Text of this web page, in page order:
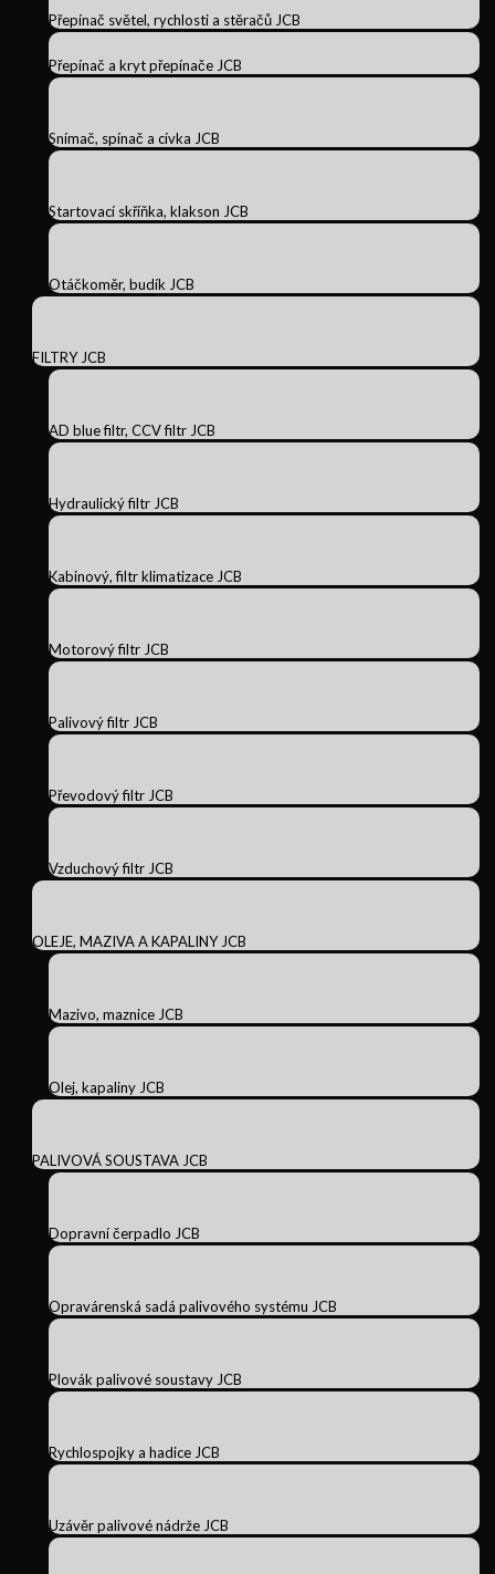
Přepínač světel, rychlosti a stěračů JCB
Přepínač a kryt přepínače JCB
Snímač, spínač a cívka JCB
Startovací skříňka, klakson JCB
Otáčkoměr, budík JCB
FILTRY JCB
AD blue filtr, CCV filtr JCB
Hydraulický filtr JCB
Kabinový, filtr klimatizace JCB
Motorový filtr JCB
Palivový filtr JCB
Převodový filtr JCB
Vzduchový filtr JCB
OLEJE, MAZIVA A KAPALINY JCB
Mazivo, maznice JCB
Olej, kapaliny JCB
PALIVOVÁ SOUSTAVA JCB
Dopravní čerpadlo JCB
Opravárenská sadá palivového systému JCB
Plovák palivové soustavy JCB
Rychlospojky a hadice JCB
Uzávěr palivové nádrže JCB